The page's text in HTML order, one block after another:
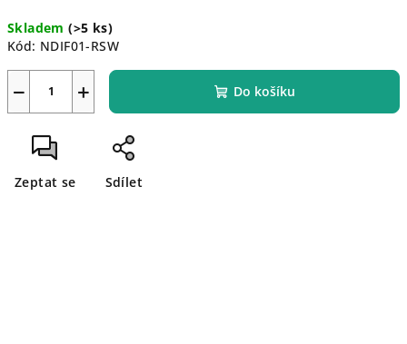
cena:
Skladem(>5 ks)
Kód: NDIF01-RSW
+
− Do košíku
Zeptat se Sdílet